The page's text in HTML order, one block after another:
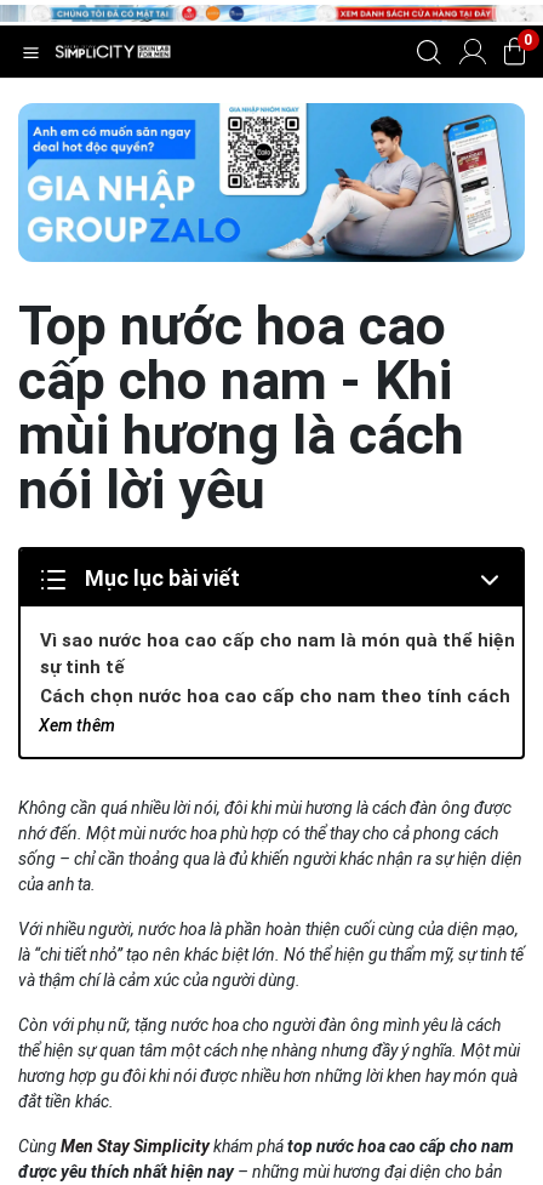
0
Top nước hoa cao
cấp cho nam - Khi
mùi hương là cách
nói lời yêu
Mục lục bài viết
Xem thêm
Vì sao nước hoa cao cấp cho nam là món quà thể hiện
sự tinh tế
Cách chọn nước hoa cao cấp cho nam theo tính cách
và dịp sử dụng
1. Theo tính cách
Top 3 nhóm mùi nước hoa cao cấp cho nam được yêu
thích nhất hiện nay
1. Hương gỗ trầm – Bản lĩnh của người đàn ông trưởng
thành
2. Hương hoa cỏ tươi mát – Năng lượng của sự tự do và
hiện đại
3. Hương cay nồng – Sức hút của người đàn ông tự tin và
Mẹo tặng quà tinh tế cùng voucher nước hoa
Giftset Elementum – Món quà hoàn chỉnh cho mọi dịp
Kết luận
Không cần quá nhiều lời nói, đôi khi mùi hương là cách đàn ông được
nhớ đến. Một mùi nước hoa phù hợp có thể thay cho cả phong cách
sống – chỉ cần thoảng qua là đủ khiến người khác nhận ra sự hiện diện
của anh ta.
Với nhiều người, nước hoa là phần hoàn thiện cuối cùng của diện mạo,
là “chi tiết nhỏ” tạo nên khác biệt lớn. Nó thể hiện gu thẩm mỹ, sự tinh tế
và thậm chí là cảm xúc của người dùng.
Còn với phụ nữ, tặng nước hoa cho người đàn ông mình yêu là cách
thể hiện sự quan tâm một cách nhẹ nhàng nhưng đầy ý nghĩa. Một mùi
hương hợp gu đôi khi nói được nhiều hơn những lời khen hay món quà
đắt tiền khác.
CùngMen Stay Simplicitykhám phátop nước hoa cao cấp cho nam
được yêu thích nhất hiện nay– những mùi hương đại diện cho bản